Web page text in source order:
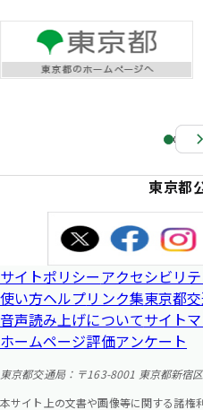
東京都
サイトポリシーアクセシビリ
使い方ヘルプリンク集東京都
音声読み上げについてサイト
ホームページ評価アンケート
東京都交通局：〒163-8001 東京都新宿
本サイト上の文書や画像等に関する諸権